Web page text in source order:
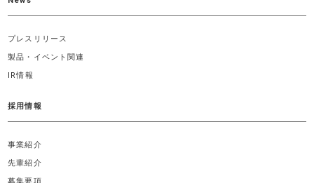
プレスリリース
製品・イベント関連
IR情報
採用情報
事業紹介
先輩紹介